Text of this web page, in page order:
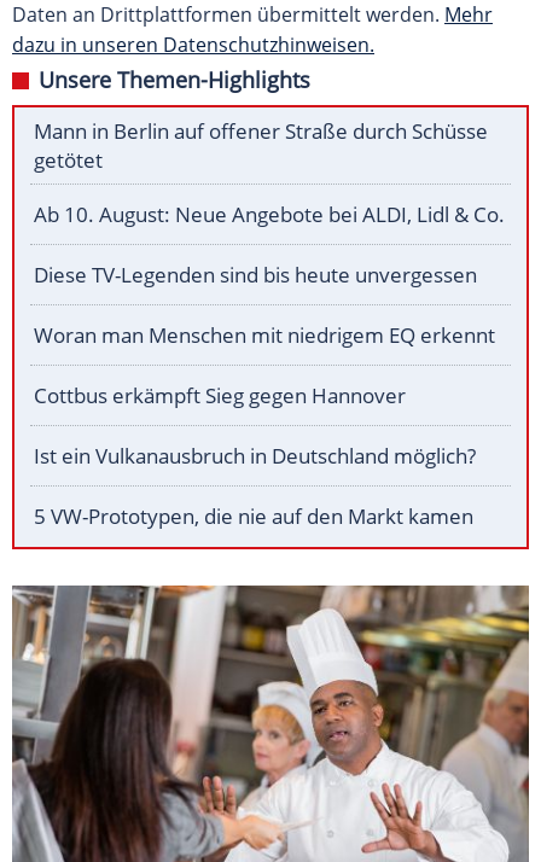
Daten an Drittplattformen übermittelt werden. Mehr
dazu in unseren Datenschutzhinweisen.
Unsere Themen-Highlights
Mann in Berlin auf offener Straße durch Schüsse
getötet
Ab 10. August: Neue Angebote bei ALDI, Lidl & Co.
Diese TV-Legenden sind bis heute unvergessen
Woran man Menschen mit niedrigem EQ erkennt
Cottbus erkämpft Sieg gegen Hannover
Ist ein Vulkanausbruch in Deutschland möglich?
5 VW-Prototypen, die nie auf den Markt kamen